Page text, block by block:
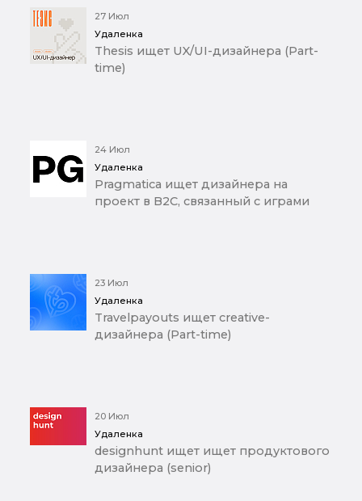
27 Июл
Удаленка
Thesis ищет UX/UI-дизайнера (Part-
time)
24 Июл
Удаленка
Pragmatica ищет дизайнера на
проект в B2C, связанный с играми
23 Июл
Удаленка
Travelpayouts ищет creative-
дизайнера (Part-time)
20 Июл
Удаленка
designhunt ищет ищет продуктового
дизайнера (senior)